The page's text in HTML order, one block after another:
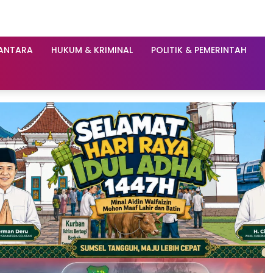
HUKUM & KRIMINAL POLITIK & PEMERINTAH